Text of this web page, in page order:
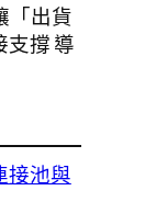
「出貨
支撐 導
接池與